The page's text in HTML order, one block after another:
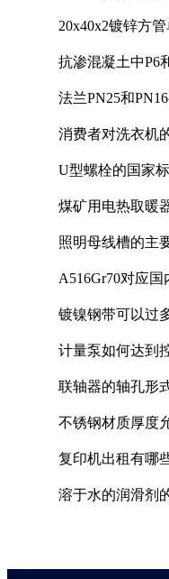
20x40x2镀锌方
抗渗混凝土中P6
法兰PN25和
消费者对洗衣机
U型螺栓的国家
煤矿用电热取暖
照明母线槽的主
A516Gr70对应
镀镍钢带可以过
计量泵如何达到
联轴器的轴孔形
不锈钢材质厚度
复印机出租有哪
溶于水的润滑剂